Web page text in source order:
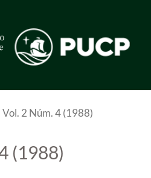
Vol. 2 Núm. 4 (1988)
(1988)